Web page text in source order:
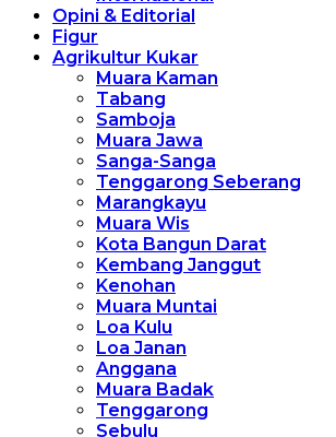
Opini & Editorial
Figur
Agrikultur Kukar
Muara Kaman
Tabang
Samboja
Muara Jawa
Sanga-Sanga
Tenggarong Seberang
Marangkayu
Muara Wis
Kota Bangun Darat
Kembang Janggut
Kenohan
Muara Muntai
Loa Kulu
Loa Janan
Anggana
Muara Badak
Tenggarong
Sebulu